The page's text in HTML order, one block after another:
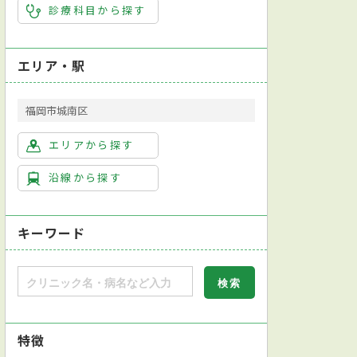
診療科目から探す
エリア・駅
福岡市城南区
エリアから探す
沿線から探す
キーワード
特徴